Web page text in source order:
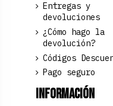
Entregas y
devoluciones
¿Cómo hago la
devolución?
Códigos
Pago seguro
Información